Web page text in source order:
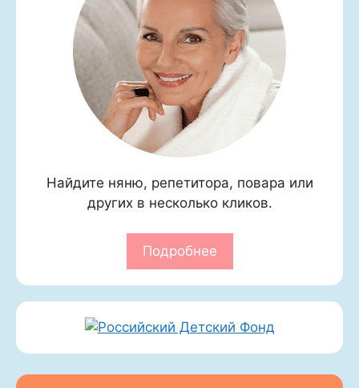
Найдите няню, репетитора, повара или
других в несколько кликов.
Подробнее